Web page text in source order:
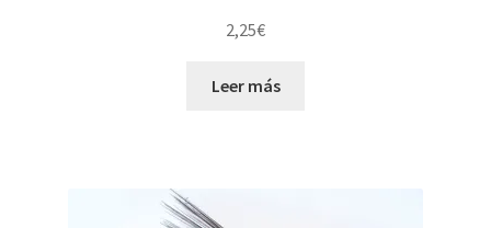
2,25€
Leer más